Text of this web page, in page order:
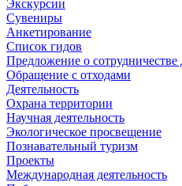
Экскурсии
Сувениры
Анкетирование
Список гидов
Предложение о сотрудничестве
Обращение с отходами
Деятельность
Охрана территории
Научная деятельность
Экологическое просвещение
Познавательный туризм
Проекты
Международная деятельность